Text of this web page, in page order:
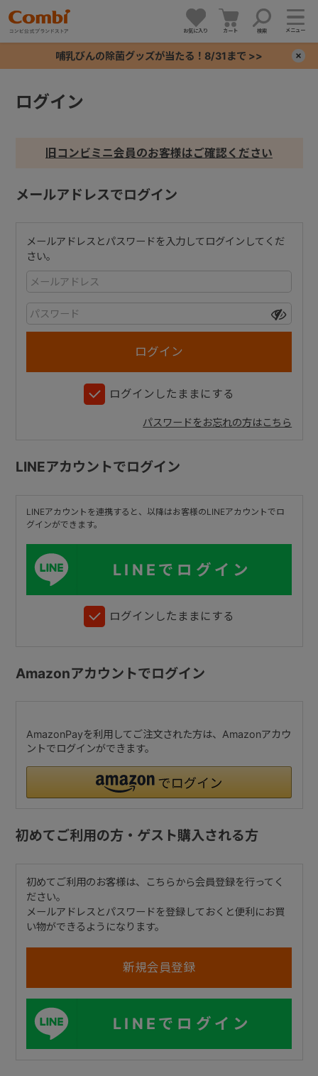
お気に入り カート 検索 メニュー
哺乳びんの除菌グッズが当たる！8/31まで >>
ログイン
旧コンビミニ会員のお客様はご確認ください
メールアドレスでログイン
メールアドレスとパスワードを入力してログインしてくだ
さい。
ログインしたままにする
パスワードをお忘れの方はこちら
LINEアカウントでログイン
LINEアカウントを連携すると、以降はお客様のLINEアカウントでロ
グインができます。
LINEでログイン
ログインしたままにする
Amazonアカウントでログイン
AmazonPayを利用してご注文された方は、Amazonアカウ
ントでログインができます。
初めてご利用の方・ゲスト購入される方
初めてご利用のお客様は、こちらから会員登録を行ってく
ださい。
メールアドレスとパスワードを登録しておくと便利にお買
い物ができるようになります。
LINEでログイン